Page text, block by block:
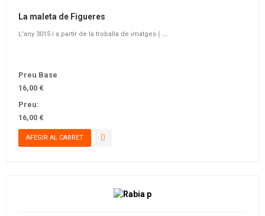
La maleta de Figueres
L'any 3015 i a partir de la troballa de imatges ( ...
Preu Base
16,00 €
Preu:
16,00 €